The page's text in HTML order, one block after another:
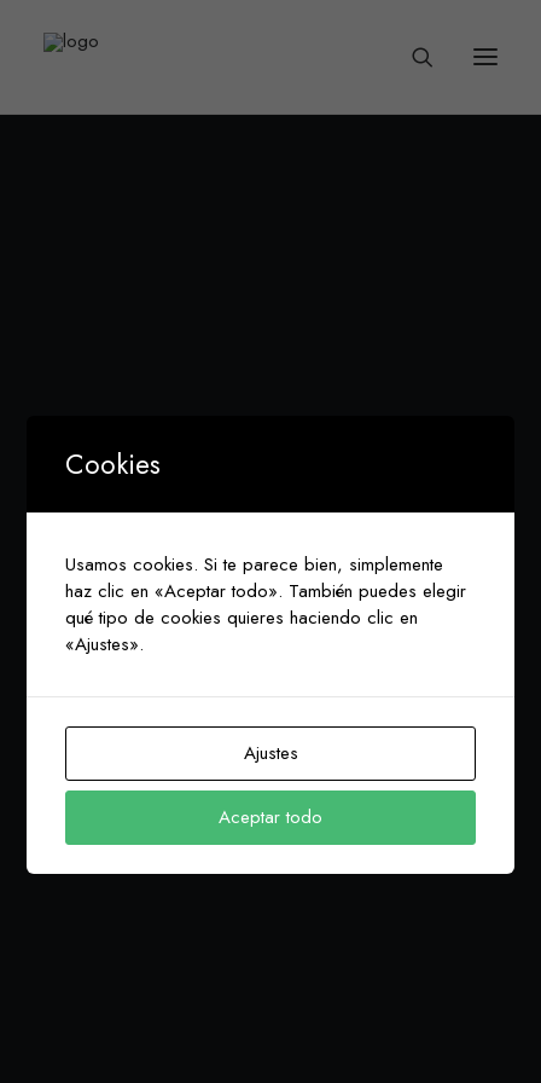
Cookies
Usamos cookies. Si te parece bien, simplemente
haz clic en «Aceptar todo». También puedes elegir
qué tipo de cookies quieres haciendo clic en
«Ajustes».
Ajustes
Aceptar todo